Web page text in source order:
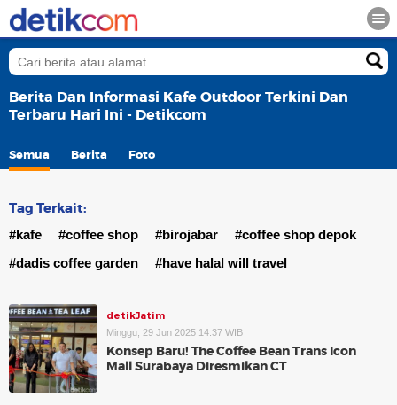
Berita Dan Informasi Kafe Outdoor Terkini Dan
Terbaru Hari Ini - Detikcom
Semua Berita Foto
Tag Terkait:
#kafe #coffee shop #birojabar
#coffee shop depok
#dadis coffee garden
#have halal will travel
detikJatim
Minggu, 29 Jun 2025 14:37 WIB
Konsep Baru! The Coffee Bean Trans Icon
Mall Surabaya Diresmikan CT